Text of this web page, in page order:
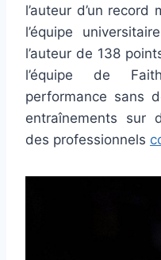
l’auteur d’un
l’équipe
l’auteur de 138
l’équipe de
performance sans
entraînements sur
des professionnels